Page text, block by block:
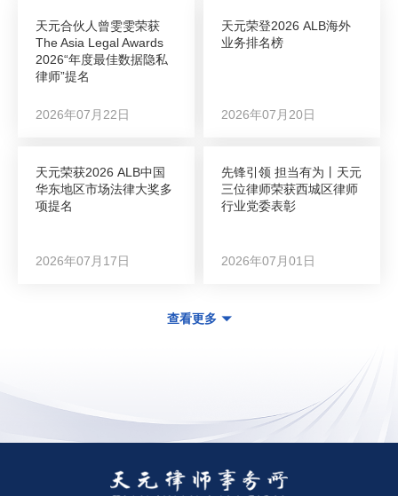
天元合伙人曾雯雯荣获
The Asia Legal Awards
2026“年度最佳数据隐私
律师”提名
2026年07月22日
天元荣登2026 ALB海外
业务排名榜
2026年07月20日
天元荣获2026 ALB中国
华东地区市场法律大奖多
项提名
2026年07月17日
先锋引领 担当有为丨天元
三位律师荣获西城区律师
行业党委表彰
2026年07月01日
查看更多